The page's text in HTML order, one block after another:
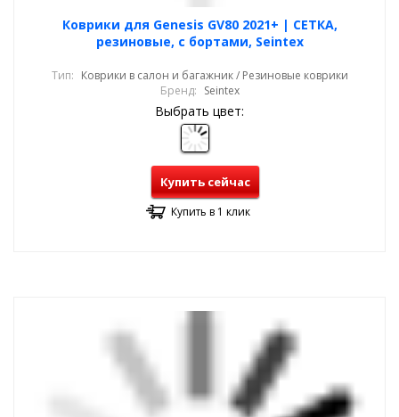
Коврики для Genesis GV80 2021+ | СЕТКА,
резиновые, с бортами, Seintex
Тип: Коврики в салон и багажник / Резиновые коврики
Бренд: Seintex
Выбрать цвет:
Купить сейчас
Купить в 1 клик